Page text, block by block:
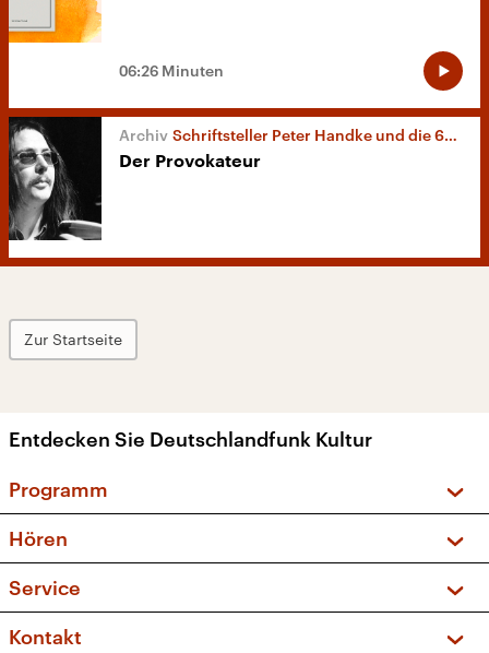
06:26 Minuten
Schriftsteller Peter Handke und die 68er-Bewegung
Der Provokateur
Zur Startseite
Entdecken Sie Deutschlandfunk Kultur
Programm
Sendungen und Podcasts
Musikliste
Kakadu – Das Kinderprogramm
Hören
Frequenzen (UKW + DAB+)
Service
FAQ
Kontakt